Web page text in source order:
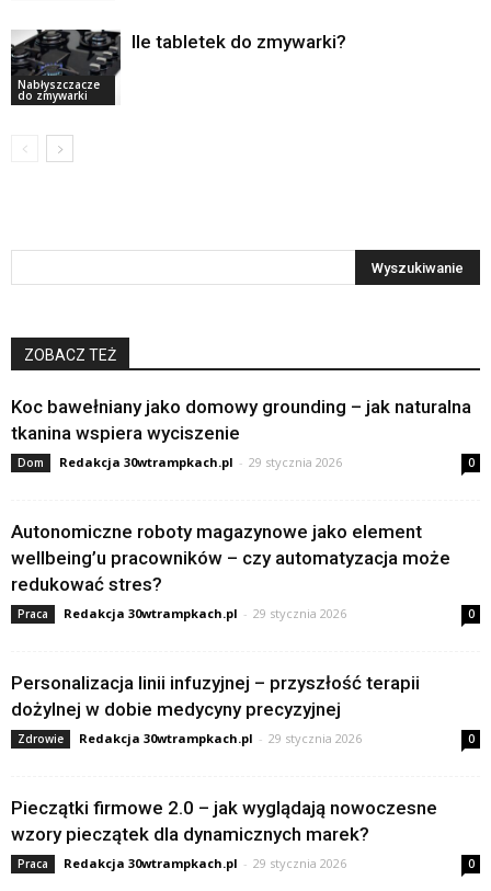
Nabłyszczacze
do zmywarki
Ile tabletek do zmywarki?
ZOBACZ TEŻ
Koc bawełniany jako domowy grounding – jak naturalna
tkanina wspiera wyciszenie
Dom Redakcja 30wtrampkach.pl - 29 stycznia 2026 0
Autonomiczne roboty magazynowe jako element
wellbeing’u pracowników – czy automatyzacja może
redukować stres?
Praca Redakcja 30wtrampkach.pl - 29 stycznia 2026 0
Personalizacja linii infuzyjnej – przyszłość terapii
dożylnej w dobie medycyny precyzyjnej
Zdrowie Redakcja 30wtrampkach.pl - 29 stycznia 2026 0
Pieczątki firmowe 2.0 – jak wyglądają nowoczesne
wzory pieczątek dla dynamicznych marek?
Praca Redakcja 30wtrampkach.pl - 29 stycznia 2026 0